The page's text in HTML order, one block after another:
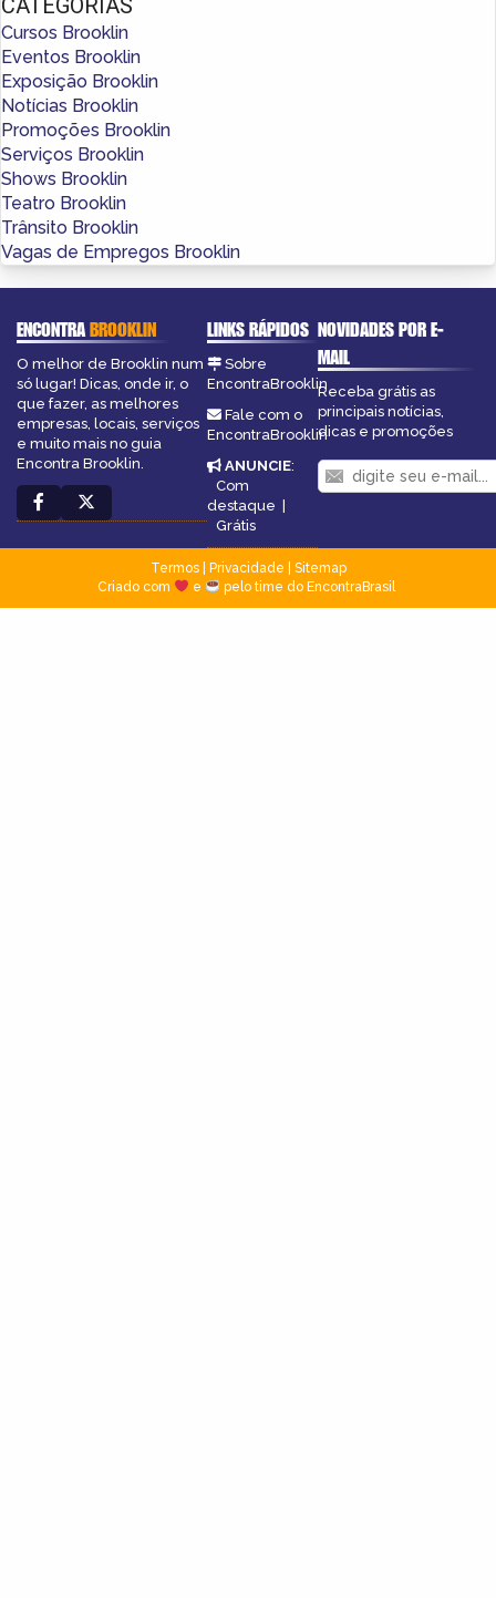
CATEGORIAS
Cursos Brooklin
Eventos Brooklin
Exposição Brooklin
Notícias Brooklin
Promoções Brooklin
Serviços Brooklin
Shows Brooklin
Teatro Brooklin
Trânsito Brooklin
Vagas de Empregos Brooklin
ENCONTRABROOKLIN
O melhor de Brooklin num
só lugar! Dicas, onde ir, o
que fazer, as melhores
empresas, locais, serviços
e muito mais no guia
Encontra Brooklin.
LINKS RÁPIDOS
Sobre
EncontraBrooklin
Fale com o
EncontraBrooklin
ANUNCIE:
Com
destaque
Grátis
NOVIDADES POR E-
MAIL
Receba grátis as
principais notícias,
dicas e promoções
Termos| Privacidade
Sitemap
Criado com
e pelo time do EncontraBrasil